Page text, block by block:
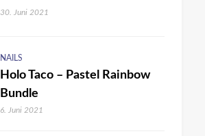
30. Juni 2021
NAILS
Holo Taco – Pastel Rainbow
Bundle
6. Juni 2021